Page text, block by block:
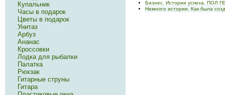
Бизнес. Истории успеха. ПОЛ
Немного истории. Как была
Купальник
Часы в подарок
Цветы в подарок
Унитаз
Арбуз
Ананас
Кроссовки
Лодка для рыбалки
Палатка
Рюкзак
Гитарные струны
Гитара